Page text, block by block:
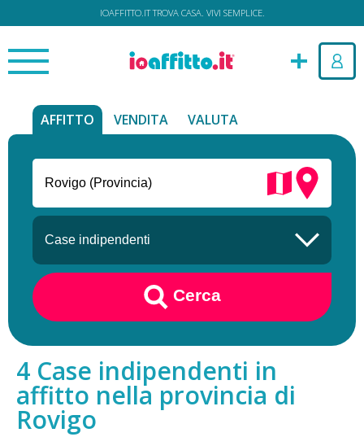
IOAFFITTO.IT TROVA CASA. VIVI SEMPLICE.
AFFITTO VENDITA VALUTA
Cerca
Case indipendenti in
affitto nella provincia di
Rovigo